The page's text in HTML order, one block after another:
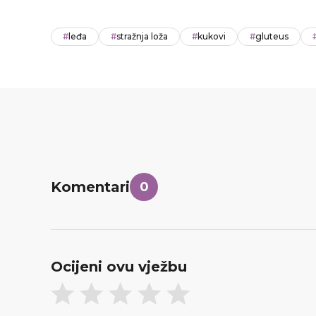
# leđa #stražnja loža #kukovi #gluteus
Komentari 0
Ocijeni ovu vježbu